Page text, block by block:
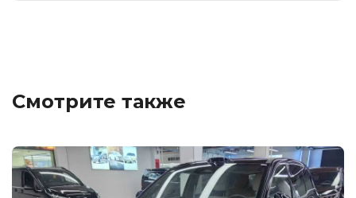
Смотрите также